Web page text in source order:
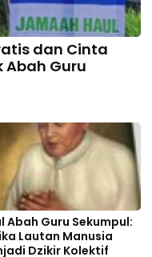
dan Cinta
Abah Guru
Abah Guru Sekumpul:
Lautan Manusia
Dzikir Kolektif